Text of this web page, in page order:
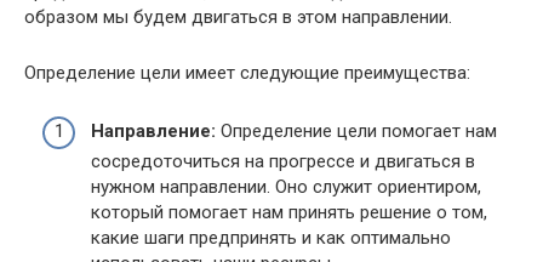
образом мы будем двигаться в этом направлении.
Определение цели имеет следующие преимущества:
Направление: Определение цели помогает нам
сосредоточиться на прогрессе и двигаться в
нужном направлении. Оно служит ориентиром,
который помогает нам принять решение о том,
какие шаги предпринять и как оптимально